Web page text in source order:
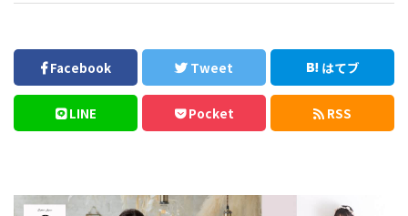
Facebook Tweet はてブ
LINE Pocket RSS